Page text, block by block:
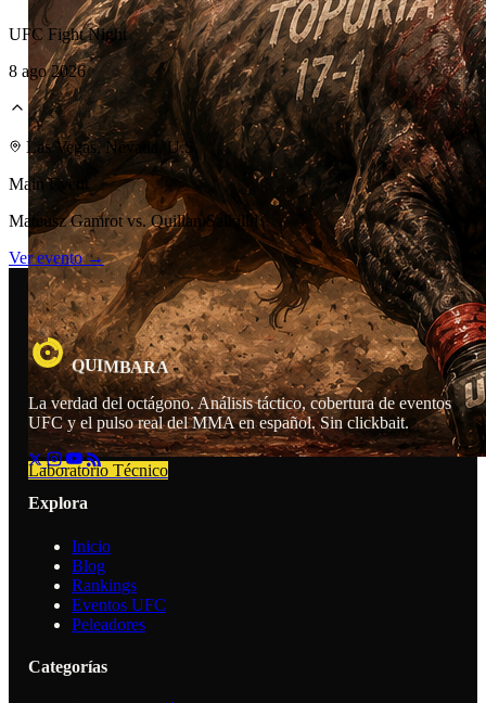
Laboratorio Técnico
UFC Fight Night
8 ago 2026
Las Vegas, Nevada, U.S.
Main Event
Mateusz Gamrot vs. Quillan Salkilld
Ver evento →
QUIMBARA
La verdad del octágono. Análisis táctico, cobertura de eventos
UFC y el pulso real del MMA en español. Sin clickbait.
Explora
Inicio
Blog
Rankings
Eventos UFC
Peleadores
Categorías